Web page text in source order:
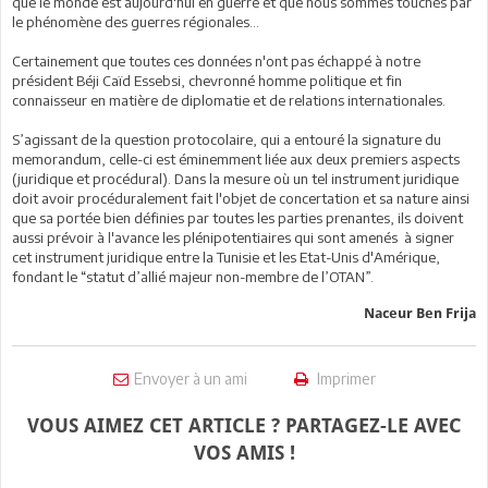
le phénomène des guerres régionales...
Certainement que toutes ces données n'ont pas échappé à notre
président Béji Caïd Essebsi, chevronné homme politique et fin
connaisseur en matière de diplomatie et de relations internationales.
S’agissant de la question protocolaire, qui a entouré la signature du
memorandum, celle-ci est éminemment liée aux deux premiers aspects
(juridique et procédural). Dans la mesure où un tel instrument juridique
doit avoir procéduralement fait l'objet de concertation et sa nature ainsi
que sa portée bien définies par toutes les parties prenantes, ils doivent
aussi prévoir à l'avance les plénipotentiaires qui sont amenés à signer
cet instrument juridique entre la Tunisie et les Etat-Unis d'Amérique,
fondant le “statut d’allié majeur non-membre de l’OTAN”.
Naceur Ben Frija
Envoyer à un ami Imprimer
VOUS AIMEZ CET ARTICLE ? PARTAGEZ-LE AVEC
VOS AMIS !